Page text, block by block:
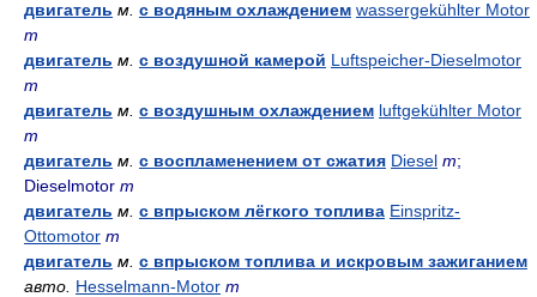
двигатель м. с водяным охлаждением wassergekühlter Motor
m
двигатель м. с воздушной камерой Luftspeicher-Dieselmotor
m
двигатель м. с воздушным охлаждением luftgekühlter Motor
m
двигатель м. с воспламенением от сжатия Diesel m;
Dieselmotor m
двигатель м. с впрыском лёгкого топлива Einspritz-
Ottomotor m
двигатель м. с впрыском топлива и искровым зажиганием
авто. Hesselmann-Motor m